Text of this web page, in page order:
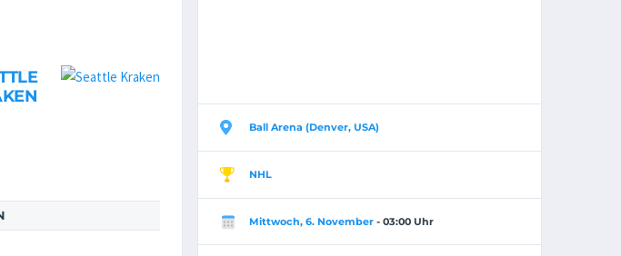
Ball Arena (Denver, USA)
NHL
Mittwoch, 6. November- 03:00 Uhr